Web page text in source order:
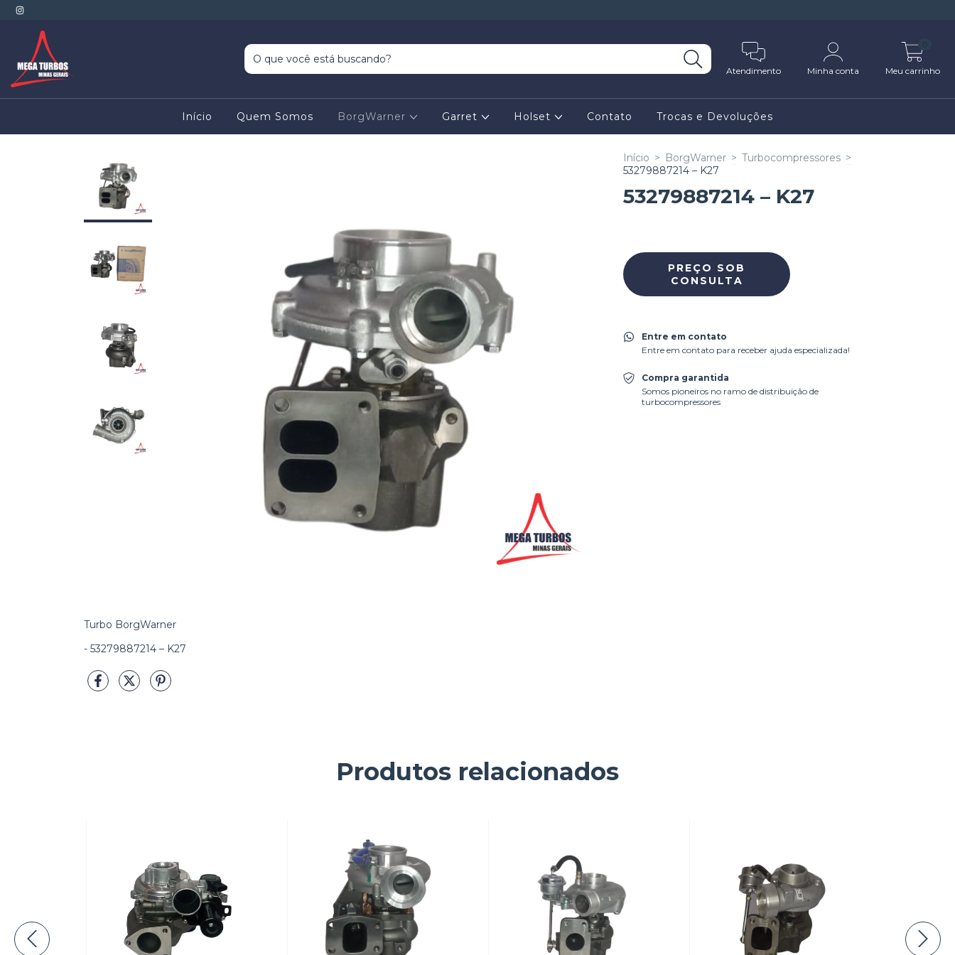
Atendimento Minha conta Meu carrinho
Início Quem Somos BorgWarner Garret Holset Contato Trocas e Devoluções
Turbo BorgWarner
- 53279887214 – K27
Início > BorgWarner > Turbocompressores >
53279887214 – K27
53279887214 – K27
Entre em contato
Entre em contato para receber ajuda especializada!
Compra garantida
Somos pioneiros no ramo de distribuição de
turbocompressores
Produtos relacionados